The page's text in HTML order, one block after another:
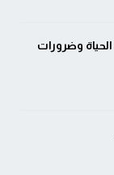
وضرورات